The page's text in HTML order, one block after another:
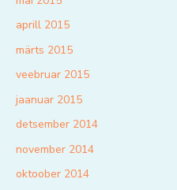
aprill 2015
märts 2015
veebruar 2015
jaanuar 2015
detsember 2014
november 2014
oktoober 2014